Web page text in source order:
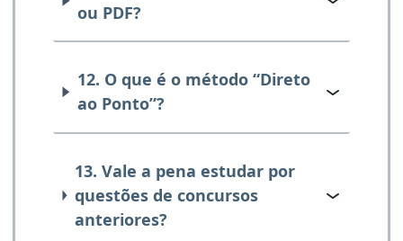
ou PDF?
12. O que é o método “Direto
ao Ponto”?
13. Vale a pena estudar por
questões de concursos
anteriores?